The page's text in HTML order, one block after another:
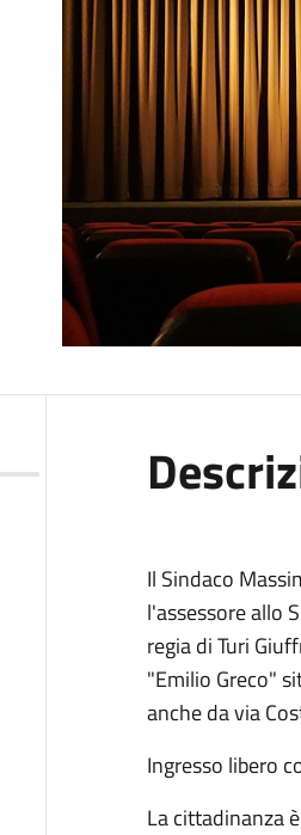
Il Sindaco
l'assessore allo
regia di Turi
"Emilio Greco"
anche da via
Ingresso libero
La cittadinanza